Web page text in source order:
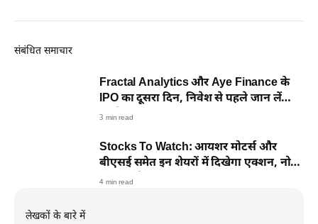
संबंधित समाचार
Fractal Analytics और Aye Finance के
IPO का दूसरा दिन, निवेश से पहले जान लें
पहले दिन का हाल
3 min read
Stocks To Watch: आयशर मोटर्स और
बीएसई समेत इन शेयरों में दिखेगा एक्शन, नोट
कर लें डीटेल
4 min read
लेखकों के बारे में